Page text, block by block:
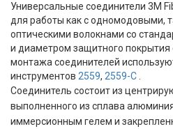
Универсальные соединители 3M
для работы как с одномодовыми,
оптическими волокнами со
и диаметром защитного
монтажа соединителей
инструментов 2559, 2559-С .
Соединитель состоит из
выполненного из сплава
иммерсионным гелем и